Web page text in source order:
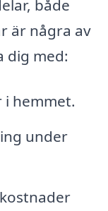
både
är några av
dig med:
i hemmet.
under